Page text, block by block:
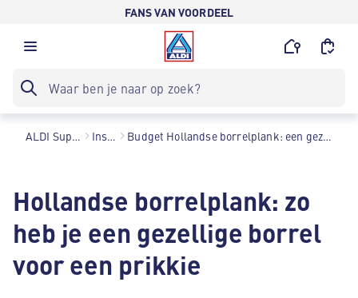
FANS VAN VOORDEEL
ALDI Supermarkten Inspiratie Budget Hollandse borrelplank: een gezellige borrel voor een prikkie
Hollandse borrelplank: zo
heb je een gezellige borrel
voor een prikkie